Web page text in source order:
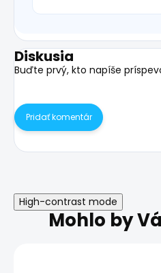
Diskusia
Buďte prvý, kto napíše
Pridať komentár
High-contrast mode
Mohlo by